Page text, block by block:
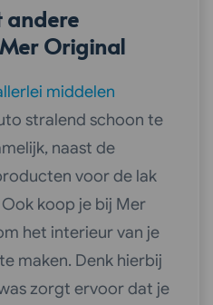
andere
Original
middelen
stralend schoon te
naast de
voor de lak
koop je bij Mer
het interieur van je
maken. Denk hierbij
zorgt ervoor dat je